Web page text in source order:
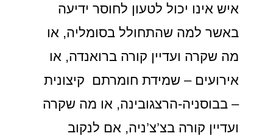
איש אינו יכול לטעון לחוסר ידיעה
באשר למה שהתחולל בסומליה, או
מה שקרה ועדיין קורה ברואנדה, או
אירועים – שמידת חומרתם קיצונית
– בבוסניה-הרצגובינה, או מה שקרה
ועדיין קורה בצ’צ’ניה, אם לנקוב